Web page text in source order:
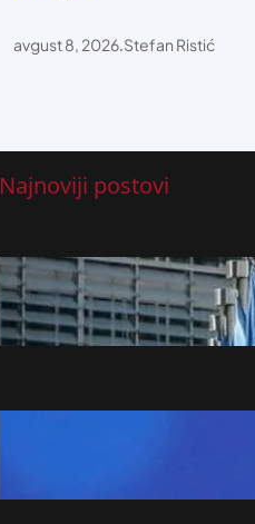
avgust 8, 2026.Stefan Ristić
Najnoviji postovi
Crnogorski
jezik u
avgust 8,